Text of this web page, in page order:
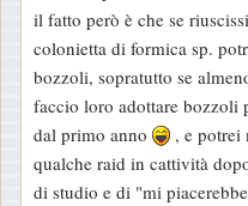
s
a
g
g
i
o
il fatto però è che se
colonietta di formica sp.
bozzoli, sopratutto se
faccio loro adottare bozzoli
dal primo anno
, e potrei
qualche raid in cattività
di studio e di "mi